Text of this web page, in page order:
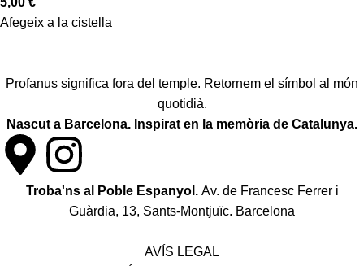
Afegeix a la cistella
Profanus significa fora del temple. Retornem el símbol al món
quotidià.
Nascut a Barcelona. Inspirat en la memòria de Catalunya.
Troba'ns al Poble Espanyol. Av. de Francesc Ferrer i
Guàrdia, 13, Sants-Montjuïc. Barcelona
AVÍS LEGAL